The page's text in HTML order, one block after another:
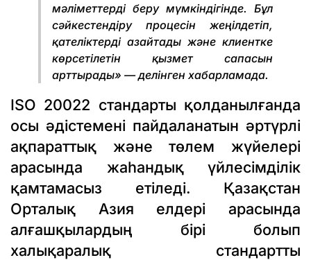
мәліметтерді беру мүмкіндігінде. Бұл
сәйкестендіру процесін жеңілдетіп,
қателіктерді азайтады және клиентке
көрсетілетін қызмет сапасын
арттырады» — делінген хабарламада.
ISO 20022 стандарты қолданылғанда
осы әдістемені пайдаланатын әртүрлі
ақпараттық және төлем жүйелері
арасында жаһандық үйлесімділік
қамтамасыз етіледі. Қазақстан
Орталық Азия елдері арасында
алғашқылардың бірі болып
халықаралық стандартты